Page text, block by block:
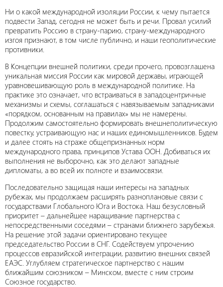
Ни о какой международной изоляции России, к чему пытается
подвести Запад, сегодня не может быть и речи. Провал усилий
превратить Россию в страну-парию, страну-международного
изгоя признают, в том числе публично, и наши геополитические
противники.
В Концепции внешней политики, среди прочего, провозглашена
уникальная миссия России как мировой державы, играющей
уравновешивающую роль в международной политике. На
практике это означает, что встраиваться в западоцентричные
механизмы и схемы, соглашаться с навязываемым западниками
«порядком, основанным на правилах» мы не намерены.
Продолжим самостоятельно формировать внешнеполитическую
повестку, устраивающую нас и наших единомышленников. Будем
и далее стоять на страже общепризнанных норм
международного права, принципов Устава ООН. Добиваться их
выполнения не выборочно, как это делают западные
дипломаты, а во всей их полноте и взаимосвязи.
Последовательно защищая наши интересы на западных
рубежах, мы продолжаем расширять разноплановые связи с
государствами Глобального Юга и Востока. Наш безусловный
приоритет – дальнейшее наращивание партнерства с
непосредственными соседями – странами ближнего зарубежья.
На решение этой задачи ориентировано текущее
председательство России в СНГ. Содействуем упрочению
процессов евразийской интеграции, развитию внешних связей
ЕАЭС. Углубляем стратегическое партнерство с нашим
ближайшим союзником – Минском, вместе с ним строим
Союзное государство.